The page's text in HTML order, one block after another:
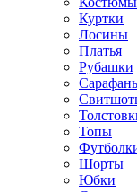
Куртки
Лосины
Платья
Рубашки
Топы
Шорты
Юбки